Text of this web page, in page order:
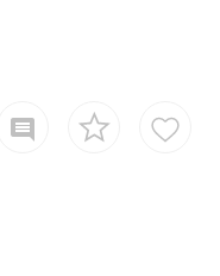
insert_comment